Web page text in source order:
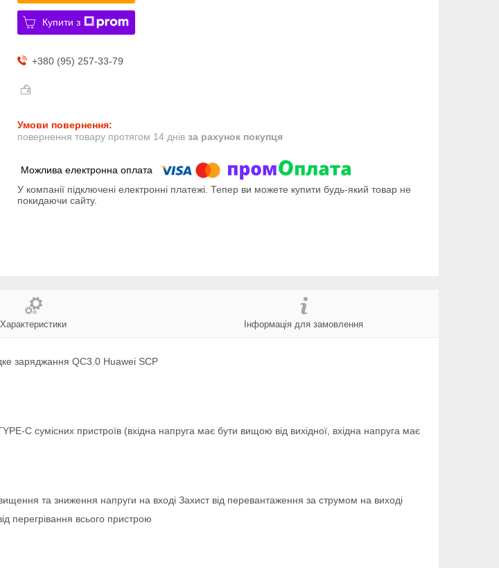
Купити з
+380 (95) 257-33-79
повернення товару протягом 14 днів за рахунок покупця
У компанії підключені електронні платежі. Тепер ви можете купити будь-який товар не
покидаючи сайту.
Характеристики Інформація для замовлення
заряджання QC3.0 Huawei SCP
C сумісних пристроїв (вхідна напруга має бути вищою від вихідної, вхідна напруга має
та зниження напруги на вході Захист від перевантаження за струмом на виході
перегрівання всього пристрою